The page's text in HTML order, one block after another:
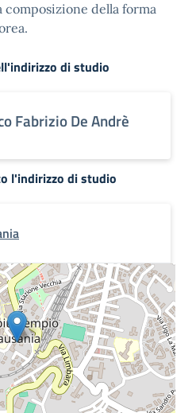
della forma
di studio
Fabrizio De Andrè
l'indirizzo di studio